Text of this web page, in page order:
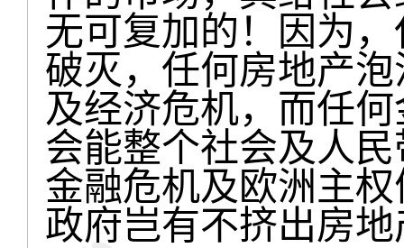
无可复加的！因为
破灭，任何房地产
及经济危机，而任
会能整个社会及人
金融危机及欧洲主
政府岂有不挤出房